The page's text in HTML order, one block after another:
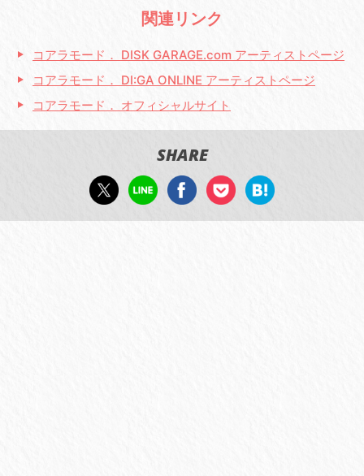
関連リンク
コアラモード． DISK GARAGE.com アーティストページ
コアラモード． DI:GA ONLINE アーティストページ
コアラモード． オフィシャルサイト
SHARE